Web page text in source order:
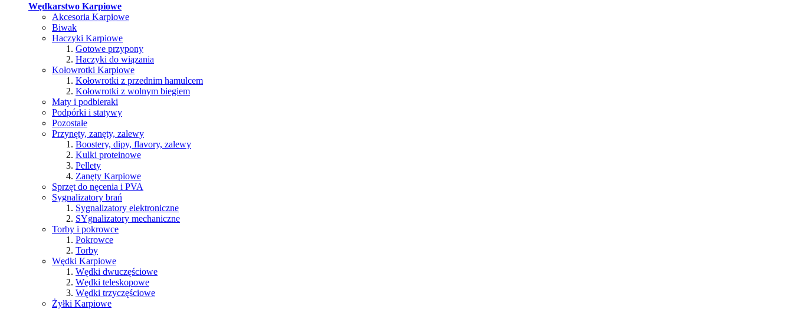
Wędkarstwo Karpiowe
Akcesoria Karpiowe
Biwak
Haczyki Karpiowe
Gotowe przypony
Haczyki do wiązania
Kołowrotki Karpiowe
Kołowrotki z przednim hamulcem
Kołowrotki z wolnym biegiem
Maty i podbieraki
Podpórki i statywy
Pozostałe
Przynęty, zanęty, zalewy
Boostery, dipy, flavory, zalewy
Kulki proteinowe
Pellety
Zanęty Karpiowe
Sprzęt do nęcenia i PVA
Sygnalizatory brań
Sygnalizatory elektroniczne
SYgnalizatory mechaniczne
Torby i pokrowce
Pokrowce
Torby
Wędki Karpiowe
Wędki dwuczęściowe
Wędki teleskopowe
Wędki trzyczęściowe
Żyłki Karpiowe